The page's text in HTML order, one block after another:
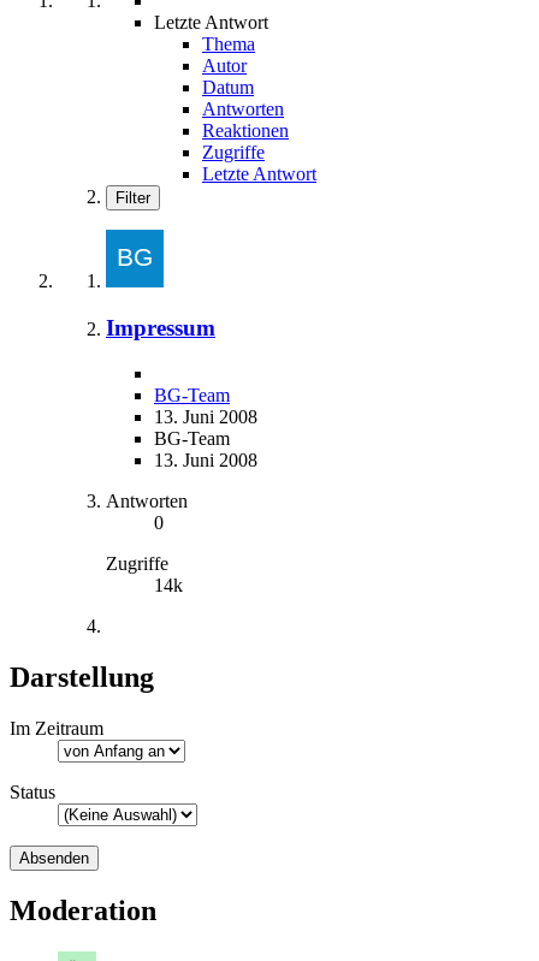
Letzte Antwort
Thema
Autor
Datum
Antworten
Reaktionen
Zugriffe
Letzte Antwort
Filter
Impressum
BG-Team
13. Juni 2008
BG-Team
13. Juni 2008
Antworten
0
Zugriffe
14k
Darstellung
Im Zeitraum
Status
Moderation